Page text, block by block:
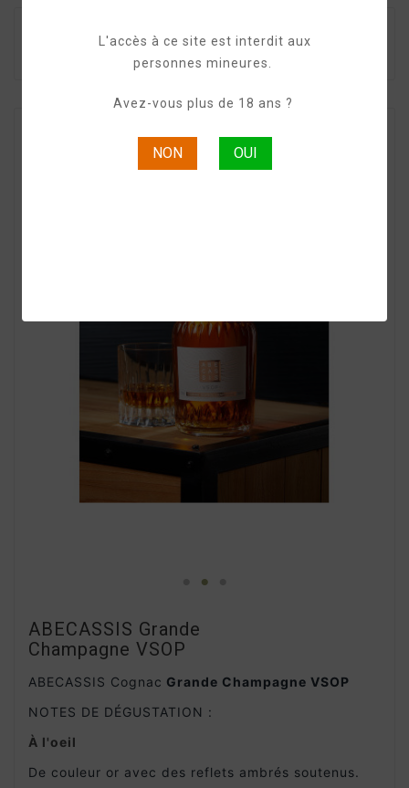
L'accès à ce site est interdit aux
personnes mineures.
Avez-vous plus de 18 ans ?
NON OUI
CHAMPAGNE
ABECASSIS Grande Champagne
VSOP
ABECASSIS Grande
Champagne VSOP
ABECASSIS Cognac Grande Champagne VSOP
NOTES DE DÉGUSTATION :
À l'oeil
De couleur or avec des reflets ambrés soutenus.